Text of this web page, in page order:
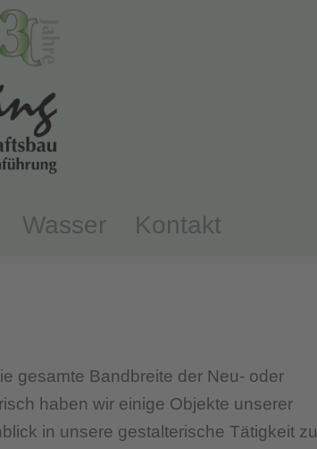
Wasser Kontakt
gesamte Bandbreite der Neu- oder
haben wir einige Objekte unserer
in unsere gestalterische Tätigkeit zu